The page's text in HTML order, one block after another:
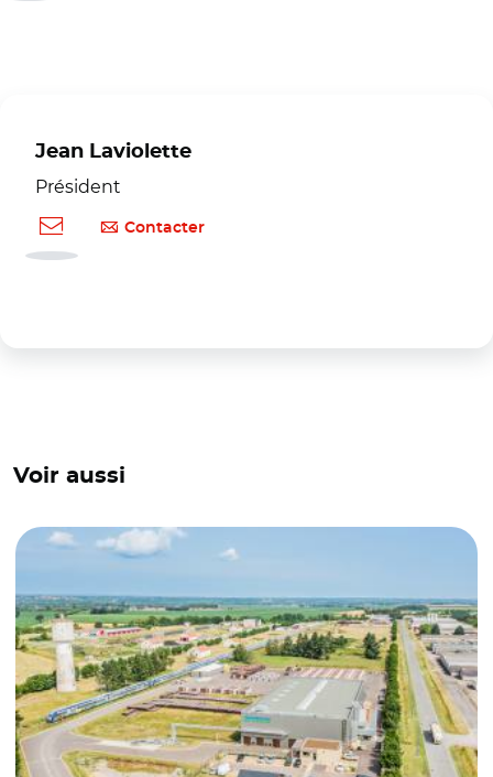
Jean Laviolette
Président
Contacter
Voir aussi